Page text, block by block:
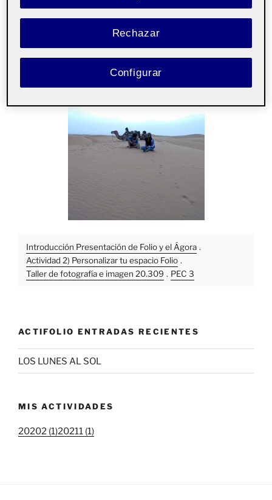
aula 3
Introducción Presentación de Folio y el Ágora .
Actividad 2) Personalizar tu espacio Folio .
Taller de fotografía e imagen 20.309 . PEC 3
ACTIFOLIO ENTRADAS RECIENTES
LOS LUNES AL SOL
MIS ACTIVIDADES
20202 (1)20211 (1)
Rechazar
Configurar